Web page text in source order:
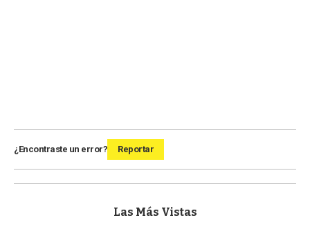
¿Encontraste un error? Reportar
Las Más Vistas